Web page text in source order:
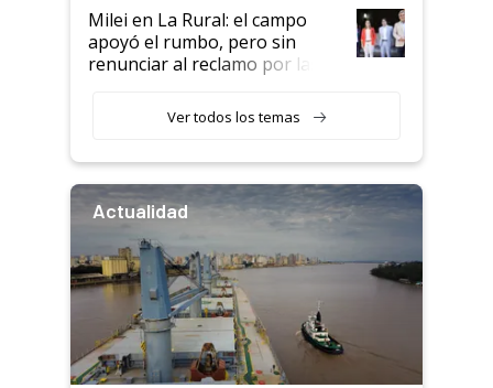
Milei en La Rural: el campo
apoyó el rumbo, pero sin
renunciar al reclamo por las
Ver todos los temas
Actualidad